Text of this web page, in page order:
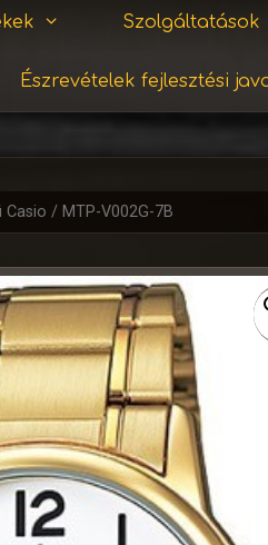
Szolgáltatások
Észrevételek fejlesztési
Casio / MTP-V002G-7B